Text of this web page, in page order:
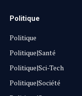
Politique
Politique
Politique|Santé
Politique|Sci-Tech
Politique|Société